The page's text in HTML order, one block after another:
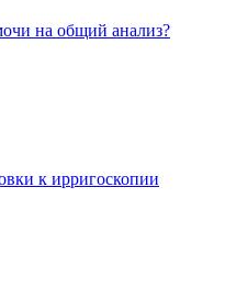
на общий анализ?
к ирригоскопии